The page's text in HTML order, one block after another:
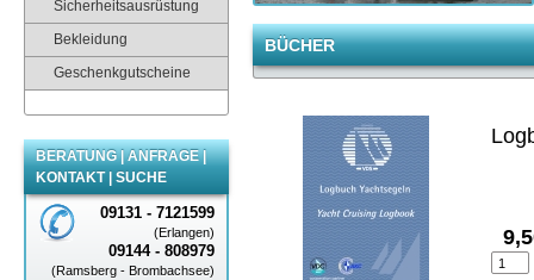
Sicherheitsausrüstung
Bekleidung
Geschenkgutscheine
BERATUNG | ANFRAGE |
KONTAKT | SUCHE
09131 - 7121599
(Erlangen)
09144 - 808979
(Ramsberg - Brombachsee)
BÜCHER